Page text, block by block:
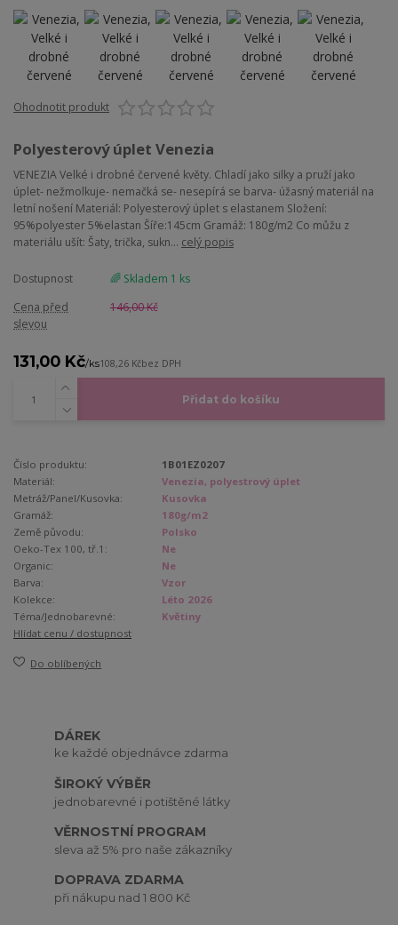
Ohodnotit produkt
Polyesterový úplet Venezia
VENEZIA Velké i drobné červené květy. Chladí jako silky a pruží jako
úplet- nežmolkuje- nemačká se- nesepírá se barva- úžasný materiál na
letní nošení Materiál: Polyesterový úplet s elastanem Složení:
95%polyester 5%elastan Šíře:145cm Gramáž: 180g/m2 Co můžu z
materiálu ušít: Šaty, trička, sukn... celý popis
Dostupnost
🌈 Skladem 1 ks
Cena před
slevou
146,00 Kč
131,00 Kč/ks108,26 Kčbez DPH
Přidat do košíku
Číslo produktu:
1B01EZ0207
Materiál:
Venezia, polyestrový úplet
Metráž/Panel/Kusovka:
Kusovka
Gramáž:
180g/m2
Země původu:
Polsko
Oeko-Tex 100, tř.1:
Ne
Organic:
Ne
Barva:
Vzor
Kolekce:
Léto 2026
Téma/Jednobarevné:
Květiny
Hlídat cenu / dostupnost
Do oblíbených
DÁREK
ke každé objednávce zdarma
ŠIROKÝ VÝBĚR
jednobarevné i potištěné látky
VĚRNOSTNÍ PROGRAM
sleva až 5% pro naše zákazníky
DOPRAVA ZDARMA
při nákupu nad 1 800 Kč